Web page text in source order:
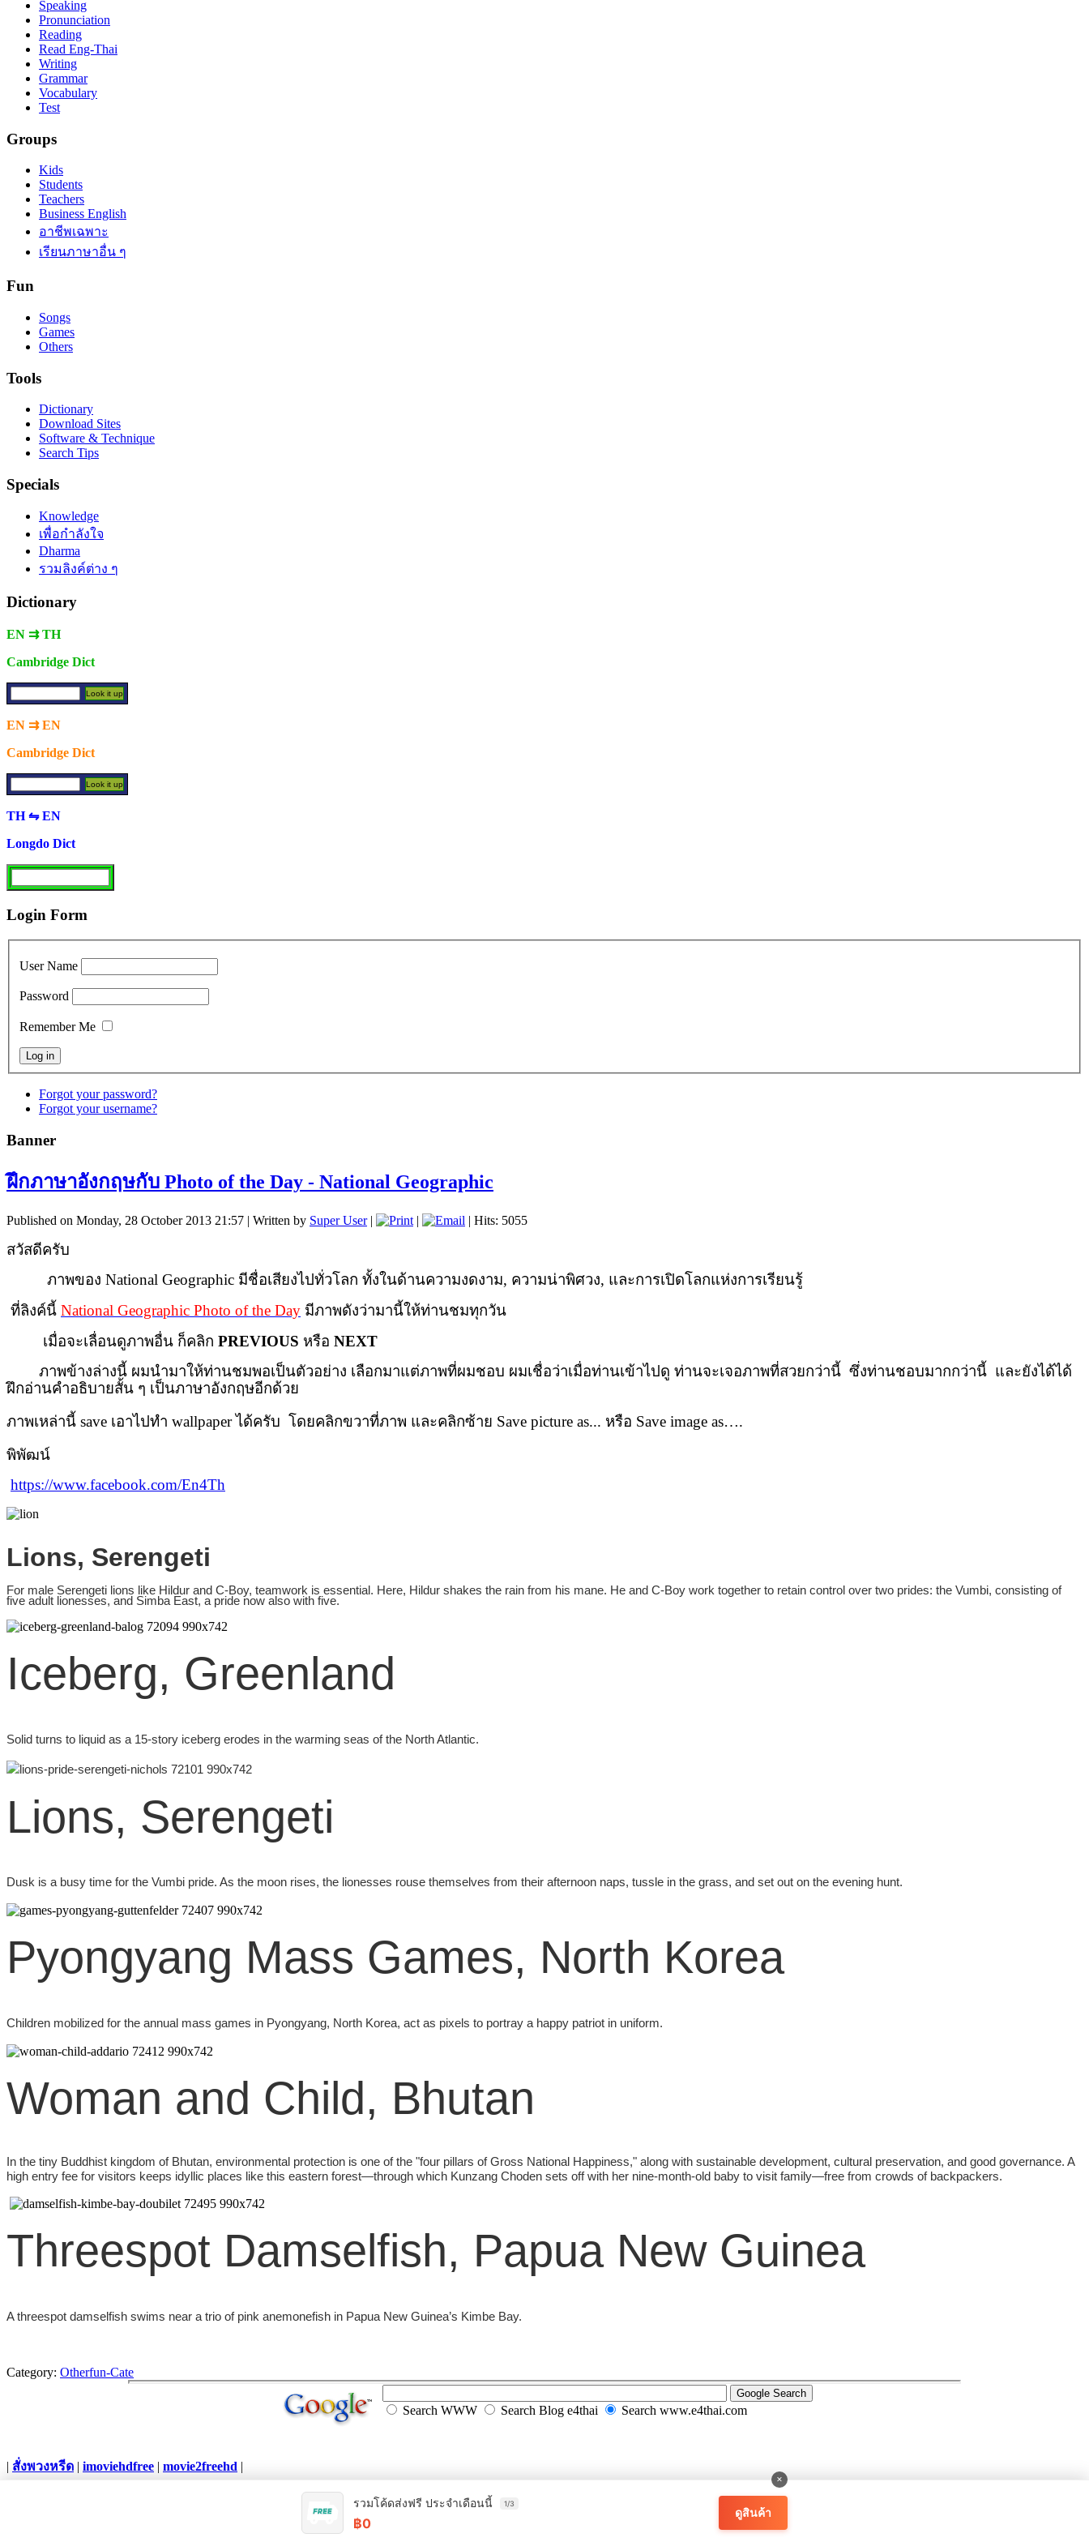
Speaking
Pronunciation
Reading
Read Eng-Thai
Writing
Grammar
Vocabulary
Test
Groups
Kids
Students
Teachers
Business English
อาชีพเฉพาะ
เรียนภาษาอื่น ๆ
Fun
Songs
Games
Others
Tools
Dictionary
Download Sites
Software & Technique
Search Tips
Specials
Knowledge
เพื่อกำลังใจ
Dharma
รวมลิงค์ต่าง ๆ
Dictionary
EN ⇉ TH
Cambridge Dict
EN ⇉ EN
Cambridge Dict
TH ⇋ EN
Longdo Dict
Login Form
User Name
Password
Remember Me
Forgot your password?
Forgot your username?
Banner
ฝึกภาษาอังกฤษกับ Photo of the Day - National Geographic
Published on Monday, 28 October 2013 21:57 | Written by Super User| | | Hits: 5055
สวัสดีครับ
ภาพของ National Geographic มีชื่อเสียงไปทั่วโลก ทั้งในด้านความงดงาม, ความน่าพิศวง, และการเปิดโลกแห่งการเรียนรู้
ที่ลิงค์นี้ National Geographic Photo of the Day มีภาพดังว่ามานี้ให้ท่านชมทุกวัน
เมื่อจะเลื่อนดูภาพอื่น ก็คลิก PREVIOUS หรือ NEXT
ภาพข้างล่างนี้ ผมนำมาให้ท่านชมพอเป็นตัวอย่าง เลือกมาแต่ภาพที่ผมชอบ ผมเชื่อว่าเมื่อท่านเข้าไปดู ท่านจะเจอภาพที่สวยกว่านี้ ซึ่งท่านชอบมากกว่านี้ และยังได้ได้
ฝึกอ่านคำอธิบายสั้น ๆ เป็นภาษาอังกฤษอีกด้วย
ภาพเหล่านี้ save เอาไปทำ wallpaperได้ครับ โดยคลิกขวาที่ภาพ และคลิกซ้าย Save picture as... หรือ Save image as….
พิพัฒน์
https://www.facebook.com/En4Th
Lions, Serengeti
For male Serengeti lions like Hildur and C-Boy, teamwork is essential. Here, Hildur shakes the rain from his mane. He and C-Boy work together to retain control over two prides: the Vumbi, consisting of
five adult lionesses, and Simba East, a pride now also with five.
Iceberg, Greenland
Solid turns to liquid as a 15-story iceberg erodes in the warming seas of the North Atlantic.
Lions, Serengeti
Dusk is a busy time for the Vumbi pride. As the moon rises, the lionesses rouse themselves from their afternoon naps, tussle in the grass, and set out on the evening hunt.
Pyongyang Mass Games, North Korea
Children mobilized for the annual mass games in Pyongyang, North Korea, act as pixels to portray a happy patriot in uniform.
Woman and Child, Bhutan
In the tiny Buddhist kingdom of Bhutan, environmental protection is one of the "four pillars of Gross National Happiness," along with sustainable development, cultural preservation, and good governance. A
high entry fee for visitors keeps idyllic places like this eastern forest—through which Kunzang Choden sets off with her nine-month-old baby to visit family—free from crowds of backpackers.
Threespot Damselfish, Papua New Guinea
A threespot damselfish swims near a trio of pink anemonefish in Papua New Guinea’s Kimbe Bay.
Category: Otherfun-Cate
Search WWW Search Blog e4thai Search www.e4thai.com
| สั่งพวงหรีด | imoviehdfree | movie2freehd |
×
รวมโค้ดส่งฟรี ประจำเดือนนี้ 1/3
฿0
ดูสินค้า